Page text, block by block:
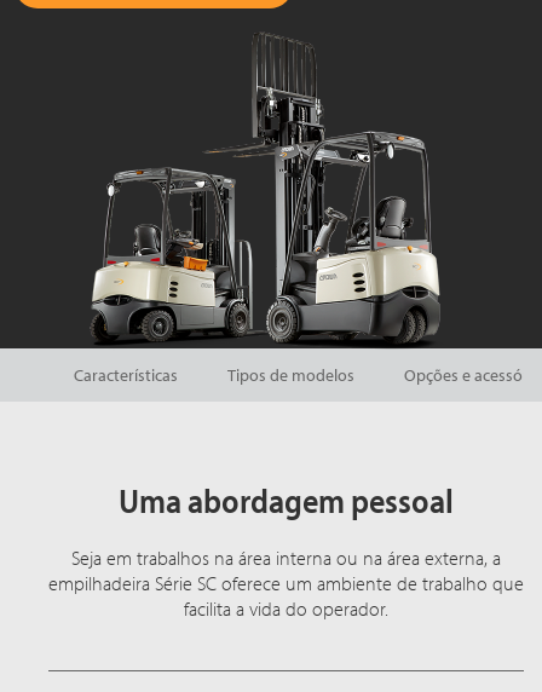
Características Tipos de modelos Opções e
Uma abordagem pessoal
Seja em trabalhos na área interna ou na área externa, a
empilhadeira Série SC oferece um ambiente de trabalho que
facilita a vida do operador.